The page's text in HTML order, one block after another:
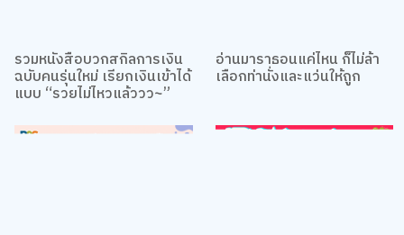
รวมหนังสือบวกสกิลการเงิน
ฉบับคนรุ่นใหม่ เรียกเงินเข้าได้
แบบ “รวยไม่ไหวแล้ววว~”
อ่านมาราธอนแค่ไหน ก็ไม่ล้า
เลือกท่านั่งและแว่นให้ถูก